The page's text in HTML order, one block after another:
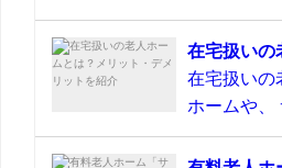
在宅扱いの
在宅扱いの
ホームや、